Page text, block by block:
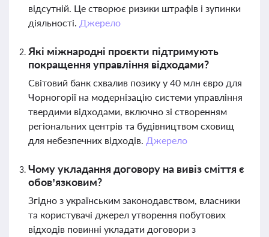
відсутній. Це створює ризики штрафів і зупинки
діяльності. Джерело
Які міжнародні проєкти підтримують
покращення управління відходами?
Світовий банк схвалив позику у 40 млн євро для
Чорногорії на модернізацію системи управління
твердими відходами, включно зі створенням
регіональних центрів та будівництвом сховищ
для небезпечних відходів. Джерело
Чому укладання договору на вивіз сміття є
обов’язковим?
Згідно з українським законодавством, власники
та користувачі джерел утворення побутових
відходів повинні укладати договори з